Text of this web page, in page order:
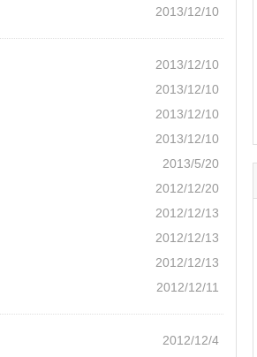
2013/12/10
2013/12/10
2013/12/10
2013/12/10
2013/12/10
2013/5/20
2012/12/20
2012/12/13
2012/12/13
2012/12/13
2012/12/11
2012/12/4